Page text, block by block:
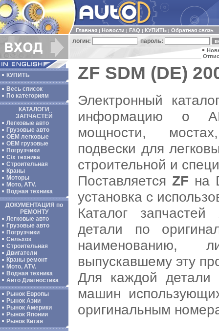
Главная Новости FAQ КУПИТЬ Обратная связь
логин: пароль:
КУПИТЬ
Весь список
По категориям
КАТАЛОГИ
ЗАПЧАСТЕЙ
Легковые авто
Грузовые авто
ОЕМ легковые
OEM грузовые
Погрузчики
С/х техника
Строительная
Краны
Моторы
Мото, ATV.
Водная техника
ДОКУМЕНТАЦИЯ по
РЕМОНТУ
Легковые авто
Грузовые авто
Погрузчики
Сельхоз
Строительная
Двигатели
Краны ремонт
Мото, ATV.
Водная техника
Авто Диагностика
Рынок Европы
Рынок Азии
Рынок Америки
Рынок Японии
Рынок Китая
ZF SDM (DE)
Электронный
информацию о
мощности,
подвески для
строительной и
ПоставляетсяZF на
установка с
Каталог
детали по
наименованию,
выпускавшему эту
Для каждой детали
машин
оригинальным